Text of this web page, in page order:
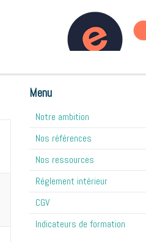
D'INTERVENTION NOS MÉTHODES
Menu
Notre ambition
Nos références
Nos ressources
Réglement intérieur
CGV
Indicateurs de formation